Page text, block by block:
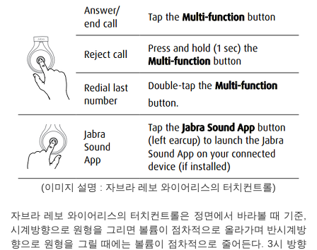
(이미지 설명 : 자브라 레보 와이어리스의 터치컨트롤)
자브라 레보 와이어리스의 터치컨트롤은 정면에서 바라볼 때 기준,
시계방향으로 원형을 그리면 볼륨이 점차적으로 올라가며 반시계방
향으로 원형을 그릴 때에는 볼륨이 점차적으로 줄어든다. 3시 방향